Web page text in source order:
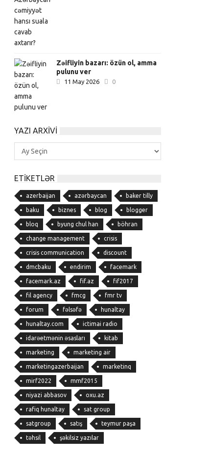
Zəifliyin bazarı: özün ol, amma
pulunu ver
11 May 2026 0
YAZI ARXIVI
Yazı
Arxivi
ETIKETLƏR
azerbaijan azərbaycan baker tilly
baku biznes blog blogger
bloq byung chul han böhran
change management crisis
crisis communication discount
dmcbaku endirim facemark
facemark.az fif.az fif2017
fil agency fmcg fmr tv
forum fəlsəfə hunaltay
hunaltay.com ictimai radio
idarəetmənin əsasları kitab
marketing marketing air
marketingazerbaijan marketinq
mirf2022 mmf2015
niyazi abbasov oxu.az
rafiq hunaltay sat group
satgroup satış teymur paşa
təhsil şəkilsiz yazılar